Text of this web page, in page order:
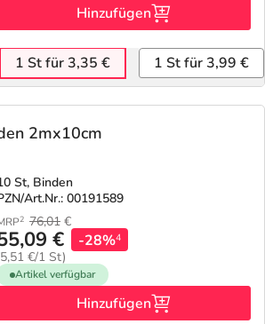
Hinzufügen
1 St für 3,35 € 1 St für 3,99 €
2mx10cm
St, Binden
Art.Nr.: 00191589
2 76,01 €
€
€/1 St)
-28%4
Artikel verfügbar
Hinzufügen